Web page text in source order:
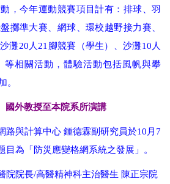
，今年運動競賽項目計有：排球、羽
擲準大賽、網球、環校越野接力賽、
灘20 人 21 腳競賽（學生）、沙灘10 人
等相關活動，體驗活動包括風帆與攀
。
國外教授至本院系所演講
路與計算中心 鍾德霖副研究員於10 月 7
目為「防災應變格網系統之發展」。
院院長/高醫精神科主治醫生 陳正宗院